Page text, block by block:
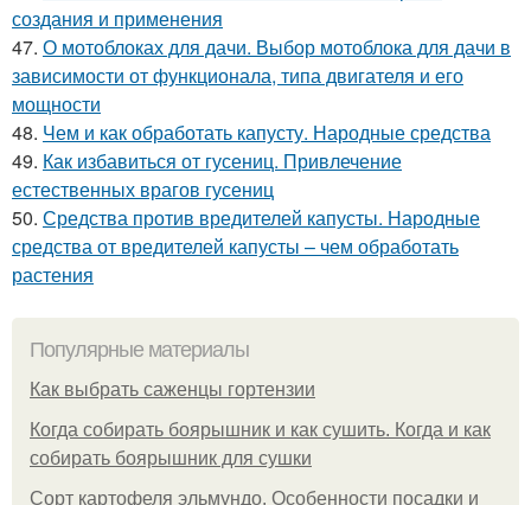
создания и применения
47. О мотоблоках для дачи. Выбор мотоблока для дачи в
зависимости от функционала, типа двигателя и его
мощности
48. Чем и как обработать капусту. Народные средства
49. Как избавиться от гусениц. Привлечение
естественных врагов гусениц
50. Средства против вредителей капусты. Народные
средства от вредителей капусты – чем обработать
растения
Популярные материалы
Как выбрать саженцы гортензии
Когда собирать боярышник и как сушить. Когда и как
собирать боярышник для сушки
Сорт картофеля эльмундо. Особенности посадки и